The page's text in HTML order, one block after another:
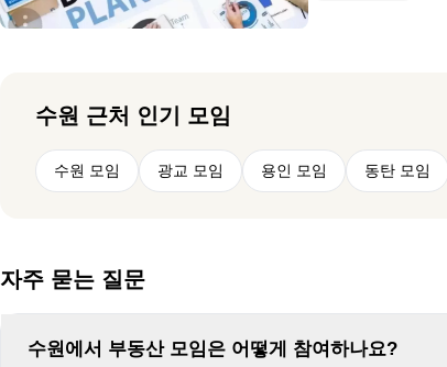
수원 근처 인기 모임
수원 모임 광교 모임 용인 모임 동탄 모임
자주 묻는 질문
수원에서 부동산 모임은 어떻게 참여하나요?